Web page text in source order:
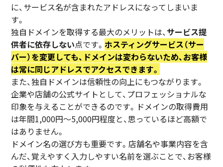
に、サービス名が含まれたアドレスになってしまいま
す。
独自ドメインを取得する最大のメリットは、サービス提
供者に依存しない点です。ホスティングサービス（サー
バー）を変更しても、ドメインは変わらないため、お客様
は常に同じアドレスでアクセスできます。
また、独自ドメインは信頼性の向上にもつながります。
企業や店舗の公式サイトとして、プロフェッショナルな
印象を与えることができるのです。ドメインの取得費用
は年間1,000円〜5,000円程度と、思っているほど高額で
はありません。
ドメイン名の選び方も重要です。店舗名や事業内容を含
んだ、覚えやすく入力しやすい名前を選ぶことで、お客様